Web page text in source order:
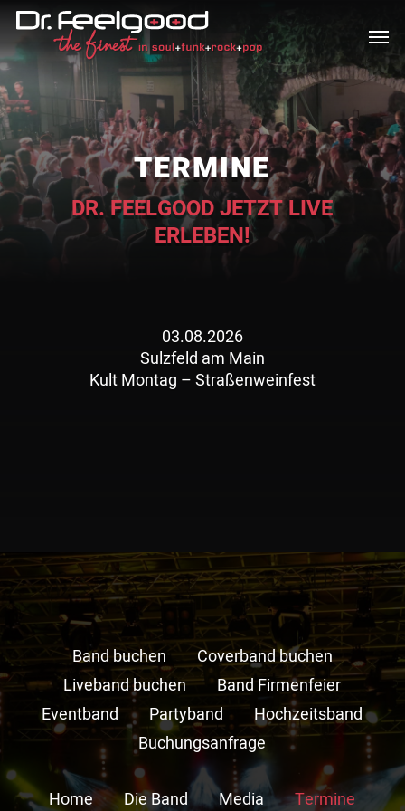
Skip
main
content
TERMINE
DR. FEELGOOD JETZT LIVE
ERLEBEN!
03.08.2026
Sulzfeld am Main
Kult Montag – Straßenweinfest
Band buchen
Coverband buchen
Liveband buchen
Band Firmenfeier
Eventband
Partyband
Hochzeitsband
Buchungsanfrage
Home Die Band Media Termine